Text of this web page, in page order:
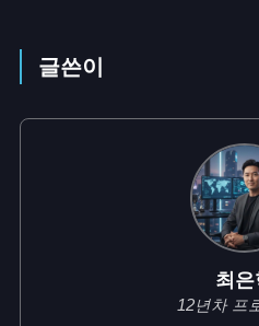
글쓴이
최은
12년차 프